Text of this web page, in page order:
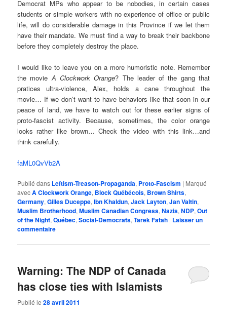
Democrat MPs who appear to be nobodies, in certain cases
students or simple workers with no experience of office or public
life, will do considerable damage in this Province if we let them
have their mandate. We must find a way to break their backbone
before they completely destroy the place.
I would like to leave you on a more humoristic note. Remember
the movie A Clockwork Orange? The leader of the gang that
pratices ultra-violence, Alex, holds a cane throughout the
movie… If we don’t want to have behaviors like that soon in our
peace of land, we have to watch out for these earlier signs of
proto-fascist activity. Because, sometimes, the color orange
looks rather like brown… Check the video with this link…and
think carefully.
faML0QvVb2A
Publié dans Leftism-Treason-Propaganda, Proto-Fascism | Marqué
avecA Clockwork Orange, Block Québécois, Brown Shirts,
Germany,Gilles Duceppe,Ibn Khaldun,Jack Layton,Jan Valtin,
Muslim Brotherhood,Muslim Canadian Congress,Nazis,NDP,Out
of the Night,Québec,Social-Democrats,Tarek Fatah | Laisser un
commentaire
Warning: The NDP of Canada
has close ties with Islamists
Publié le28 avril 2011